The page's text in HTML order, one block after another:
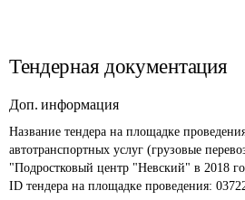
Тендерная документация
Доп. информация
Название тендера на площадке
автотранспортных услуг (грузовые
"Подростковый центр "Невский" в 2018
ID тендера на площадке проведения: